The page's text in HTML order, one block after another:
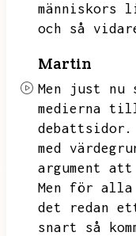
människors
och så
Martin
Men just
medierna
debattsidor.
med
argument
Men för alla
det redan
snart så